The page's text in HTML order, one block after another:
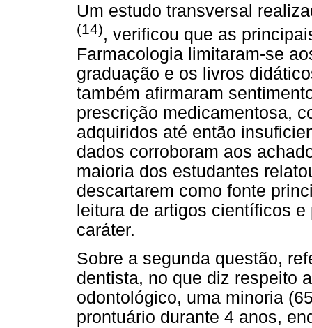
Um estudo transversal
(14), verificou que as
Farmacologia limitaram-se
graduação e os livros
também afirmaram
prescrição medicamentosa,
adquiridos até então
dados corroboram aos
maioria dos estudantes
descartarem como fonte
leitura de artigos científicos
caráter.
Sobre a segunda questão,
dentista, no que diz respeito
odontológico, uma minoria
prontuário durante 4 anos,